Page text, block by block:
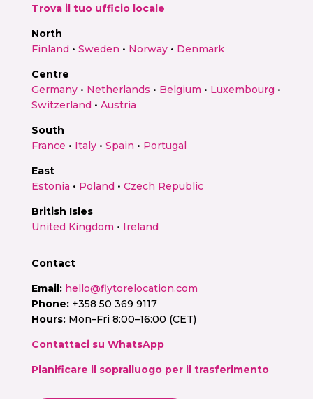
Trova il tuo ufficio locale
North
Finland• Sweden • Norway• Denmark
Centre
Germany• Netherlands • Belgium • Luxembourg •
Switzerland• Austria
South
France • Italy• Spain • Portugal
East
Estonia • Poland• Czech Republic
British Isles
United Kingdom • Ireland
Contact
Email: hello@flytorelocation.com
Phone: +358 50 369 9117
Hours:Mon–Fri 8:00–16:00 (CET)
Contattaci su WhatsApp
Pianificare il sopralluogo per il trasferimento